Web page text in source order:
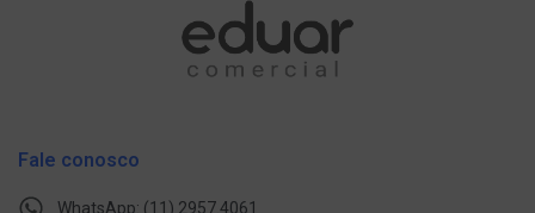
Fale conosco
WhatsApp: (11) 2957.4061